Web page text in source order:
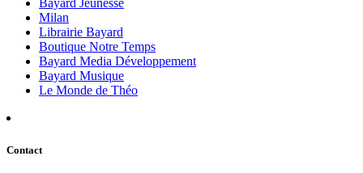
Bayard Jeunesse
Milan
Librairie Bayard
Boutique Notre Temps
Bayard Media Développement
Bayard Musique
Le Monde de Théo
Contact